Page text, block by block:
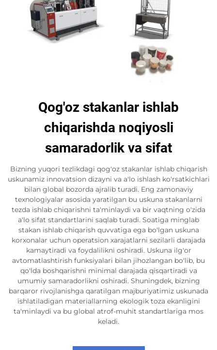
Qog'oz stakanlar ishlab
chiqarishda noqiyosli
samaradorlik va sifat
Bizning yuqori tezlikdagi qog'oz stakanlar ishlab chiqarish
uskunamiz innovatsion dizayni va a'lo ishlash ko'rsatkichlari
bilan global bozorda ajralib turadi. Eng zamonaviy
texnologiyalar asosida yaratilgan bu uskuna stakanlarni
tezda ishlab chiqarishni ta'minlaydi va bir vaqtning o'zida
a'lo sifat standartlarini saqlab turadi. Soatiga minglab
stakan ishlab chiqarish quvvatiga ega bo'lgan uskuna
korxonalar uchun operatsion xarajatlarni sezilarli darajada
kamaytiradi va foydalilikni oshiradi. Uskuna ilg'or
avtomatlashtirish funksiyalari bilan jihozlangan bo'lib, bu
qo'lda boshqarishni minimal darajada qisqartiradi va
umumiy samaradorlikni oshiradi. Shuningdek, bizning
barqaror rivojlanishga qaratilgan majburiyatimiz uskunada
ishlatiladigan materiallarning ekologik toza ekanligini
ta'minlaydi va bu global atrof-muhit standartlariga mos
keladi.